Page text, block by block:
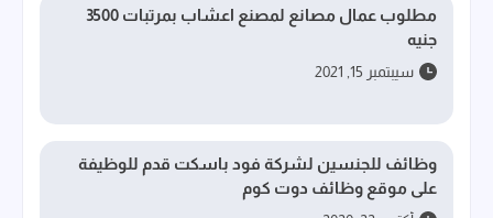
مطلوب عمال مصانع لمصنع اعشاب بمرتبات 3500
جنيه
سيبتمبر 15, 2021
وظائف للجنسين لشركة فود باسكت قدم للوظيفة
على موقع وظائف دوت كوم